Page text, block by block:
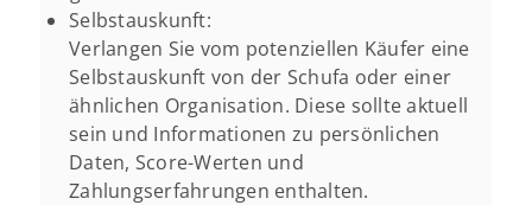
Selbstauskunft:
Verlangen Sie vom potenziellen Käufer eine
Selbstauskunft von der Schufa oder einer
ähnlichen Organisation. Diese sollte aktuell
sein und Informationen zu persönlichen
Daten, Score-Werten und
Zahlungserfahrungen enthalten.